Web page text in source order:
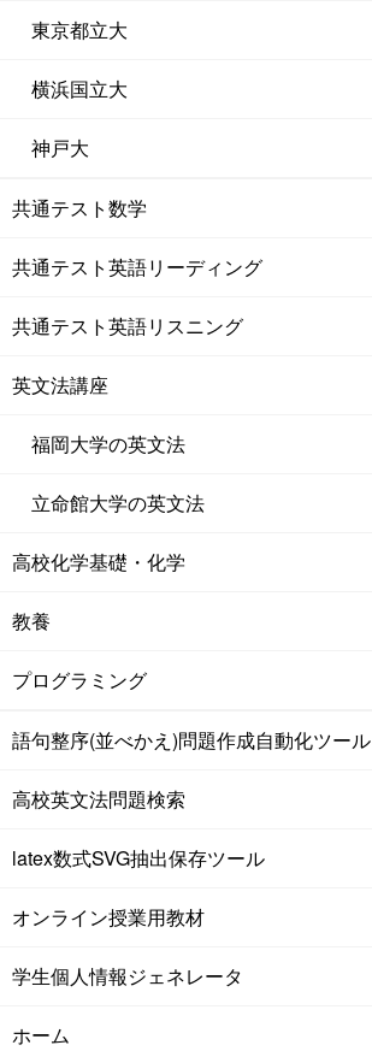
東京都立大
横浜国立大
神戸大
共通テスト数学
共通テスト英語リーディング
共通テスト英語リスニング
英文法講座
福岡大学の英文法
立命館大学の英文法
高校化学基礎・化学
教養
プログラミング
語句整序(並べかえ)問題作成自動化ツール
高校英文法問題検索
latex数式SVG抽出保存ツール
オンライン授業用教材
学生個人情報ジェネレータ
ホーム